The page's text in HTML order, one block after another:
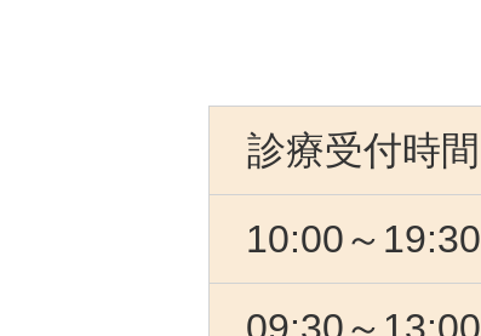
診療受付時間
10:00～19:30